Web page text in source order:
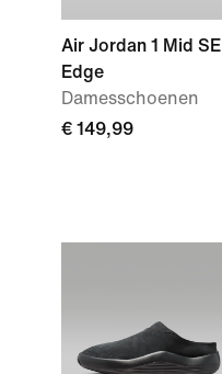
Air Jordan 1 Mid SE
Edge
Damesschoenen
€ 149,99